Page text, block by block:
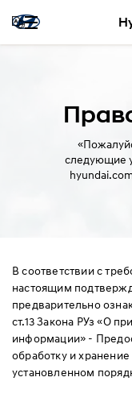
следующие
В соответствии с
настоящим
предварительно
ст.13 Закона РУз «О
информации» -
обработку и
установленном